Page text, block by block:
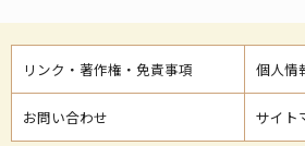
リンク・著作権・免責事項 個人情
お問い合わせ サイト